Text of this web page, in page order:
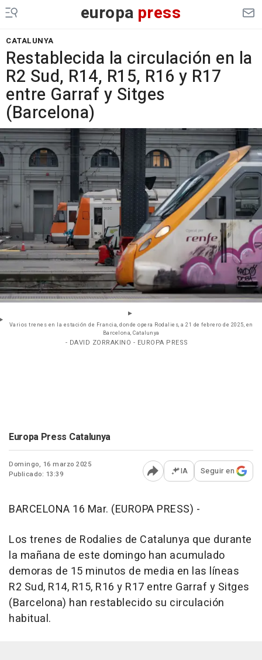
europa press
CATALUNYA
Restablecida la circulación en la
R2 Sud, R14, R15, R16 y R17
entre Garraf y Sitges
(Barcelona)
Varios trenes en la estación de Francia, donde opera Rodalies, a 21 de febrero de 2025, en
Barcelona, Catalunya
- DAVID ZORRAKINO - EUROPA PRESS
Europa Press Catalunya
Domingo, 16 marzo 2025
Publicado: 13:39
Abrir opciones para
IA Seguir en
BARCELONA 16 Mar. (EUROPA PRESS) -
Los trenes de Rodalies de Catalunya que durante
la mañana de este domingo han acumulado
demoras de 15 minutos de media en las líneas
R2 Sud, R14, R15, R16 y R17 entre Garraf y Sitges
(Barcelona) han restablecido su circulación
habitual.